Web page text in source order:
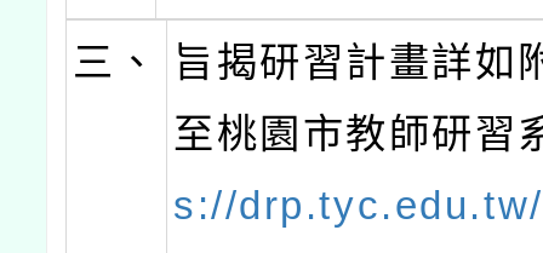
三、
旨揭研習計畫詳如
至桃園市教師研習
s://